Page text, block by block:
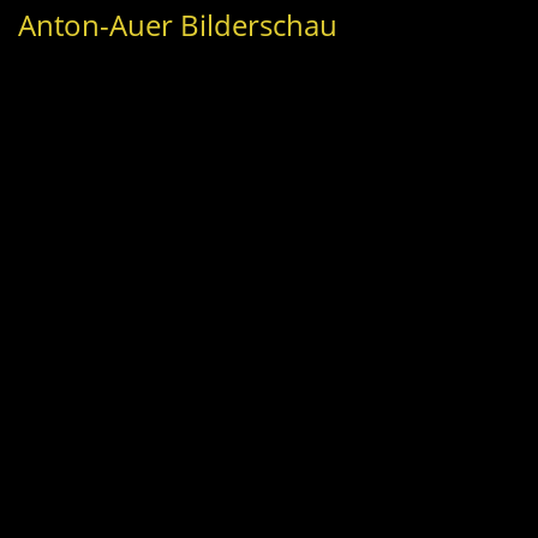
Anton-Auer Bilderschau